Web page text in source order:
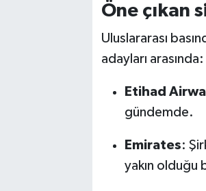
Öne çıkan
Uluslararası
adayları arasında:
Etihad
gündemde.
Emirates:
yakın olduğu